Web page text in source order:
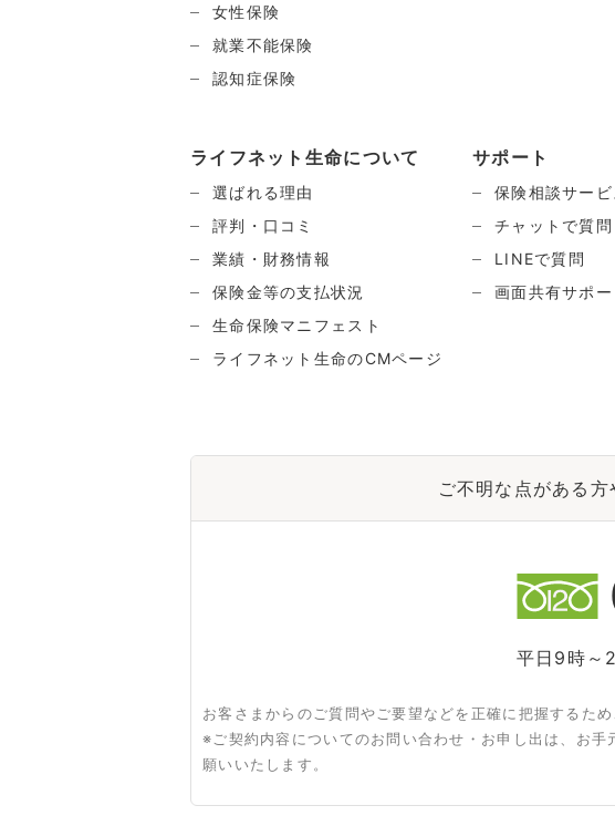
女性保険
就業不能保険
認知症保険
ライフネット生命について
選ばれる理由
評判・口コミ
業績・財務情報
保険金等の支払状況
生命保険マニフェスト
ライフネット生命のCMページ
サポート
保険相談サービ
チャットで質問
LINEで質問
画面共有サポー
ご不明な点がある
平日9時～
お客さまからのご質問やご要望などを正確に把握するた
※ご契約内容についてのお問い合わせ・お申し出は、お
願いいたします。